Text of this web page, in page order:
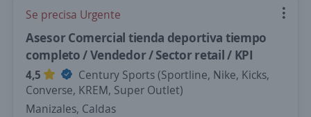
Se precisa Urgente
Asesor Comercial tienda deportiva tiempo
completo / Vendedor / Sector retail / KPI
4,5
Century Sports (Sportline, Nike, Kicks,
Converse, KREM, Super Outlet)
Manizales, Caldas